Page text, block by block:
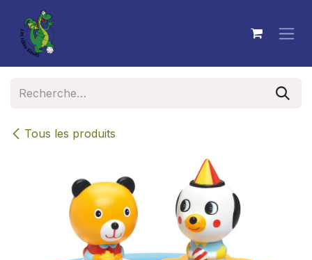
Se rendre au contenu
Tous les produits